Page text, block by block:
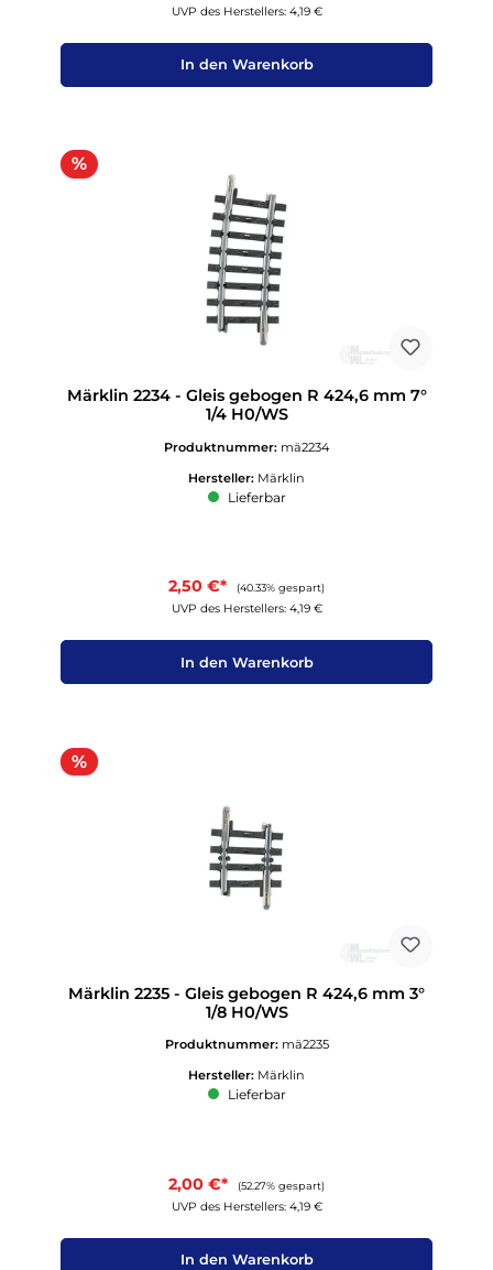
UVP des Herstellers: 4,19 €
In den Warenkorb
%Rabatt
Märklin 2234 - Gleis gebogen R 424,6 mm 7°
1/4 H0/WS
Produktnummer: mä2234
Hersteller: Märklin
Lieferbar
2,50 €* (40.33% gespart)
UVP des Herstellers: 4,19 €
In den Warenkorb
%Rabatt
Märklin 2235 - Gleis gebogen R 424,6 mm 3°
1/8 H0/WS
Produktnummer: mä2235
Hersteller: Märklin
Lieferbar
2,00 €* (52.27% gespart)
UVP des Herstellers: 4,19 €
In den Warenkorb